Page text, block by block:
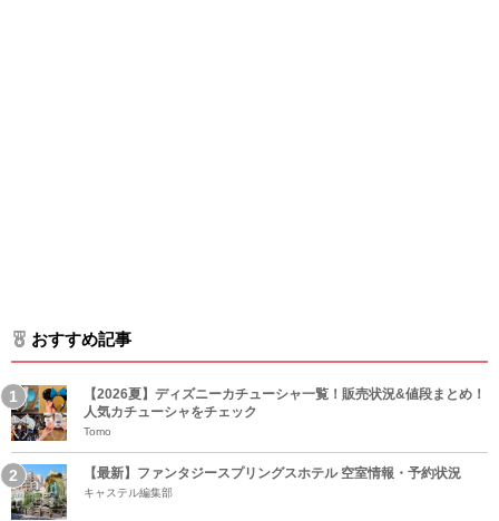
おすすめ記事
【2026夏】ディズニーカチューシャ一覧！販売状況&値段まとめ！
人気カチューシャをチェック
Tomo
【最新】ファンタジースプリングスホテル 空室情報・予約状況
キャステル編集部